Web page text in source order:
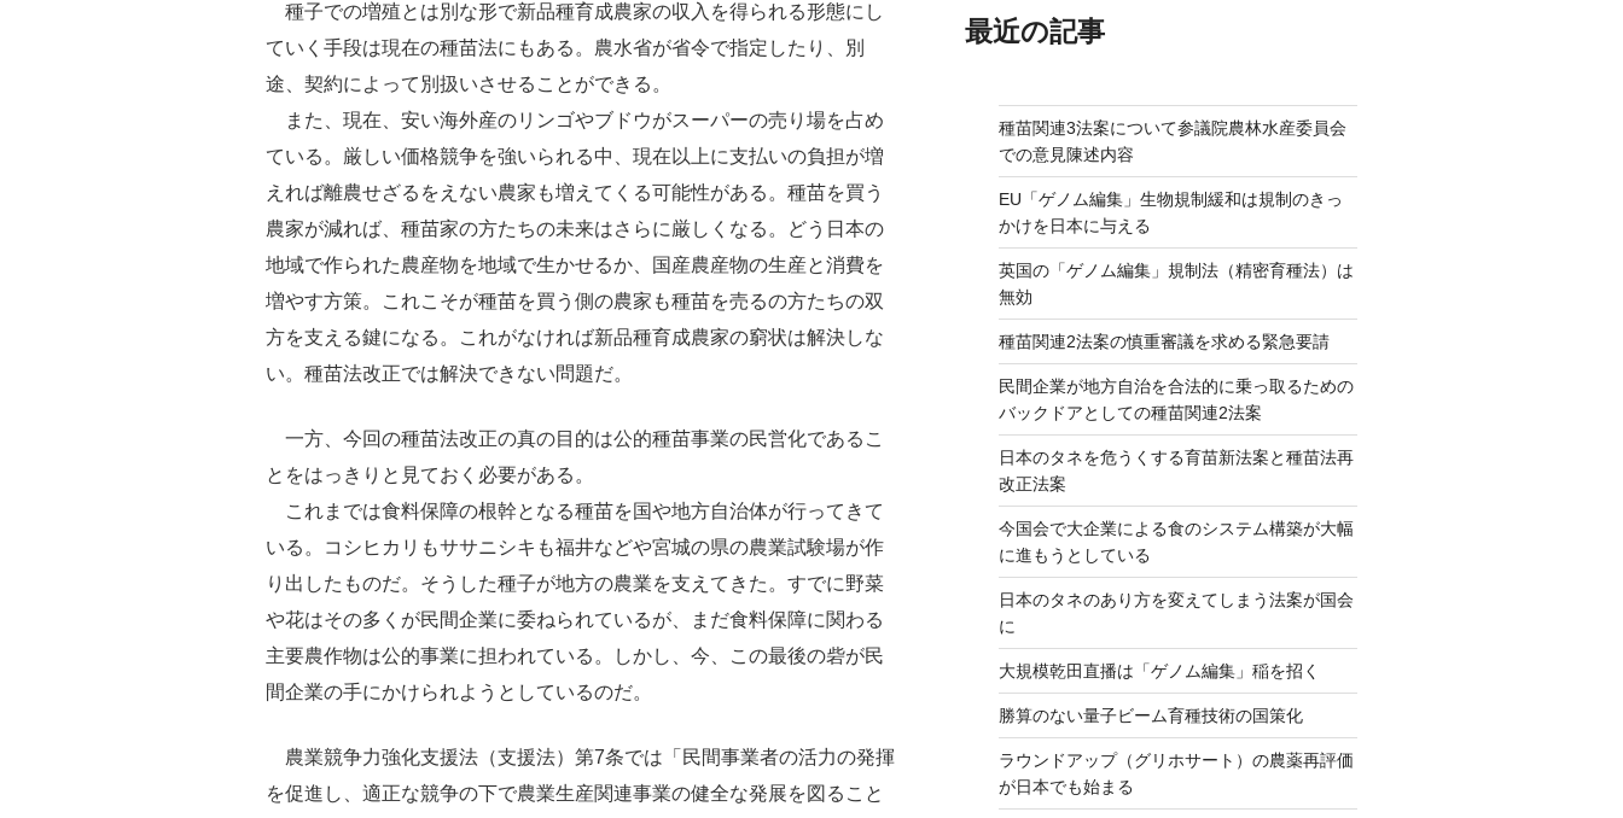
種子での増殖とは別な形で新品種育成農家の収入を得られる形態にし
ていく手段は現在の種苗法にもある。農水省が省令で指定したり、別
途、契約によって別扱いさせることができる。
また、現在、安い海外産のリンゴやブドウがスーパーの売り場を占め
ている。厳しい価格競争を強いられる中、現在以上に支払いの負担が増
えれば離農せざるをえない農家も増えてくる可能性がある。種苗を買う
農家が減れば、種苗家の方たちの未来はさらに厳しくなる。どう日本の
地域で作られた農産物を地域で生かせるか、国産農産物の生産と消費を
増やす方策。これこそが種苗を買う側の農家も種苗を売るの方たちの双
方を支える鍵になる。これがなければ新品種育成農家の窮状は解決しな
い。種苗法改正では解決できない問題だ。
一方、今回の種苗法改正の真の目的は公的種苗事業の民営化であるこ
とをはっきりと見ておく必要がある。
これまでは食料保障の根幹となる種苗を国や地方自治体が行ってきて
いる。コシヒカリもササニシキも福井などや宮城の県の農業試験場が作
り出したものだ。そうした種子が地方の農業を支えてきた。すでに野菜
や花はその多くが民間企業に委ねられているが、まだ食料保障に関わる
主要農作物は公的事業に担われている。しかし、今、この最後の砦が民
間企業の手にかけられようとしているのだ。
農業競争力強化支援法（支援法）第7条では「民間事業者の活力の発揮
を促進し、適正な競争の下で農業生産関連事業の健全な発展を図ること
最近の記事
種苗関連3法案について参議院農林水産委員会
での意見陳述内容
EU「ゲノム編集」生物規制緩和は規制のきっ
かけを日本に与える
英国の「ゲノム編集」規制法（精密育種法）は
無効
種苗関連2法案の慎重審議を求める緊急要請
民間企業が地方自治を合法的に乗っ取るための
バックドアとしての種苗関連2法案
日本のタネを危うくする育苗新法案と種苗法再
改正法案
今国会で大企業による食のシステム構築が大幅
に進もうとしている
日本のタネのあり方を変えてしまう法案が国会
に
大規模乾田直播は「ゲノム編集」稲を招く
勝算のない量子ビーム育種技術の国策化
ラウンドアップ（グリホサート）の農薬再評価
が日本でも始まる